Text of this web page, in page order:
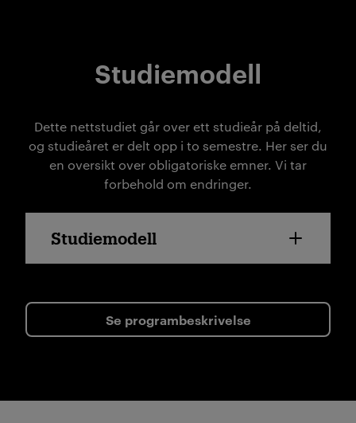
Studiemodell
Dette nettstudiet går over ett studieår på deltid,
og studieåret er delt opp i to semestre. Her ser du
en oversikt over obligatoriske emner. Vi tar
forbehold om endringer.
Studiemodell
Se programbeskrivelse